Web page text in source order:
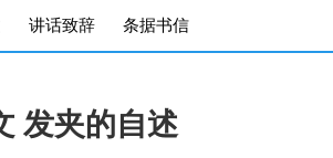
讲话致辞 条据书信
发夹的自述